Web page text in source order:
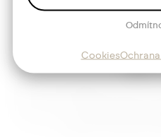
Cookies